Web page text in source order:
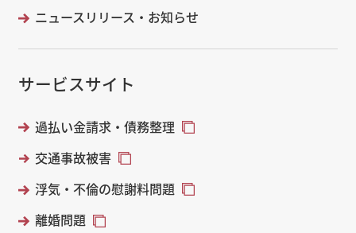
ニュースリリース・お知らせ
サービスサイト
過払い金請求・債務整理
交通事故被害
浮気・不倫の慰謝料問題
離婚問題